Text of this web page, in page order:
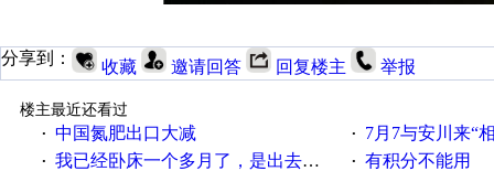
分享到： 收藏 邀请回答 回复楼主 举报
楼主最近还看过
· 中国氮肥出口大减 · 7月7与安川来“
· 我已经卧床一个多月了，是出去安装机械手在高速遭遇车祸所致:大家工作都要特别注意啊 · 有积分不能用